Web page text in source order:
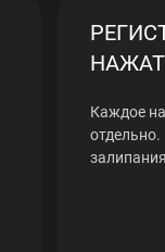
Каждое